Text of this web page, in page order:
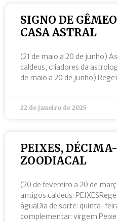
SIGNO DE
CASA ASTRAL
(21 de maio a 20 de junho)
caldeus, criadores da
de maio a 20 de junho)
22 de janeiro de 2025
PEIXES,
ZOODIACAL
(20 de fevereiro a 20 de
antigos caldeus:
águaDia de sorte: quinta-
complementar: virgem